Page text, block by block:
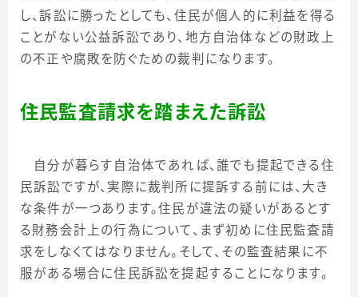
し、訴訟に勝ったとしても、住民が個人的に利益を得る
ことがない公益訴訟であり、地方自治体などの財政上
の不正や腐敗を防ぐための裁判になります。
住民監査請求を踏まえた訴訟
自分が暮らす自治体であれば、誰でも提起できる住
民訴訟ですが、実際に裁判所に提訴する前には、大き
な条件が一つあります。住民が違法の疑いがあるとす
る財務会計上の行為について、まず初めに住民監査請
求をしなくてはなりません。そして、その監査結果に不
服がある場合に住民訴訟を提起することになります。